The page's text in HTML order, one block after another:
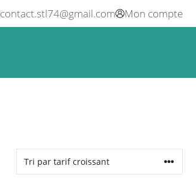
contact.stl74@gmail.com Mon compte